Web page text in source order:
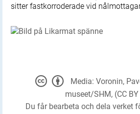
sitter fastkorroderade vid
Media: Voronin,
museet/SHM, (CC
Du får bearbeta och dela verket